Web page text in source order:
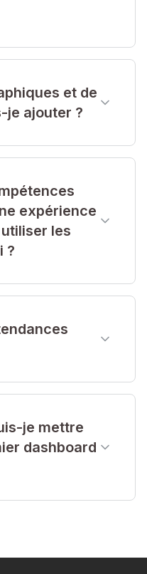
et de
je ajouter ?
expérience
les
?
je mettre
dashboard